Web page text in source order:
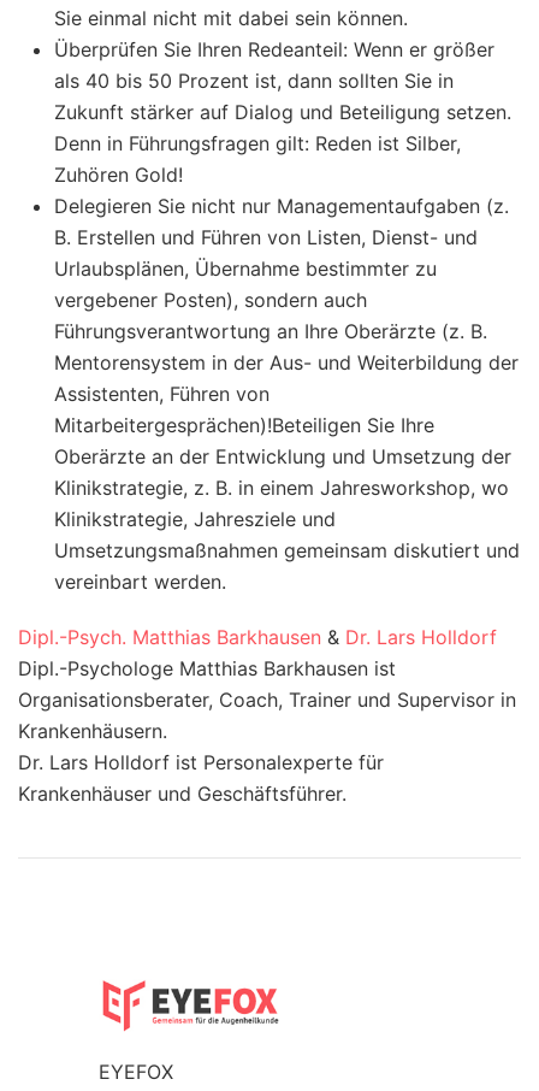
Sie einmal nicht mit dabei sein können.
Überprüfen Sie Ihren Redeanteil: Wenn er größer
als 40 bis 50 Prozent ist, dann sollten Sie in
Zukunft stärker auf Dialog und Beteiligung setzen.
Denn in Führungsfragen gilt: Reden ist Silber,
Zuhören Gold!
Delegieren Sie nicht nur Managementaufgaben (z.
B. Erstellen und Führen von Listen, Dienst- und
Urlaubsplänen, Übernahme bestimmter zu
vergebener Posten), sondern auch
Führungsverantwortung an Ihre Oberärzte (z. B.
Mentorensystem in der Aus- und Weiterbildung der
Assistenten, Führen von
Mitarbeitergesprächen)!Beteiligen Sie Ihre
Oberärzte an der Entwicklung und Umsetzung der
Klinikstrategie, z. B. in einem Jahresworkshop, wo
Klinikstrategie, Jahresziele und
Umsetzungsmaßnahmen gemeinsam diskutiert und
vereinbart werden.
Dipl.-Psych. Matthias Barkhausen & Dr. Lars Holldorf
Dipl.-Psychologe Matthias Barkhausen ist
Organisationsberater, Coach, Trainer und Supervisor in
Krankenhäusern.
Dr. Lars Holldorf ist Personalexperte für
Krankenhäuser und Geschäftsführer.
EYEFOX